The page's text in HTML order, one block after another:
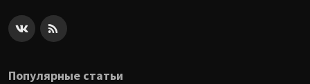
Популярные статьи